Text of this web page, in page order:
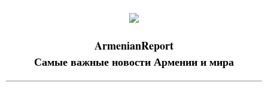
ArmenianReport
Самые важные новости Армении и мира